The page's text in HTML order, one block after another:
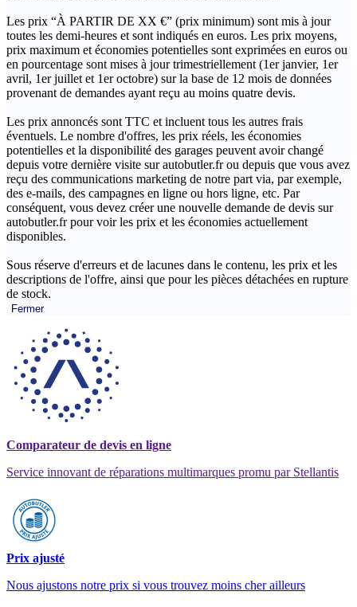
Les prix “À PARTIR DE XX €” (prix minimum) sont mis à jour
toutes les demi-heures et sont indiqués en euros. Les prix moyens,
prix maximum et économies potentielles sont exprimées en euros ou
en pourcentage sont mises à jour trimestriellement (1er janvier, 1er
avril, 1er juillet et 1er octobre) sur la base de 12 mois de données
provenant de demandes ayant reçu au moins quatre devis.
Les prix annoncés sont TTC et incluent tous les autres frais
éventuels. Le nombre d'offres, les prix réels, les économies
potentielles et la disponibilité des garages peuvent avoir changé
depuis votre dernière visite sur autobutler.fr ou depuis que vous avez
reçu des communications marketing de notre part via, par exemple,
des e-mails, des campagnes en ligne ou hors ligne, etc. Par
conséquent, vous devez créer une nouvelle demande de devis sur
autobutler.fr pour voir les prix et les économies actuellement
disponibles.
Sous réserve d'erreurs et de lacunes dans le contenu, les prix et les
descriptions de l'offre, ainsi que pour les pièces détachées en rupture
de stock.
Fermer
Comparateur de devis en ligne
Service innovant de réparations multimarques promu par Stellantis
Prix ajusté
Nous ajustons notre prix si vous trouvez moins cher ailleurs